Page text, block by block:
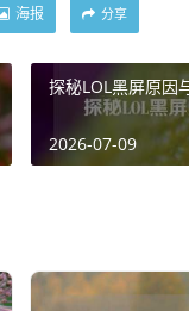
海报 分享
探秘LOL黑屏原因
2026-07-09